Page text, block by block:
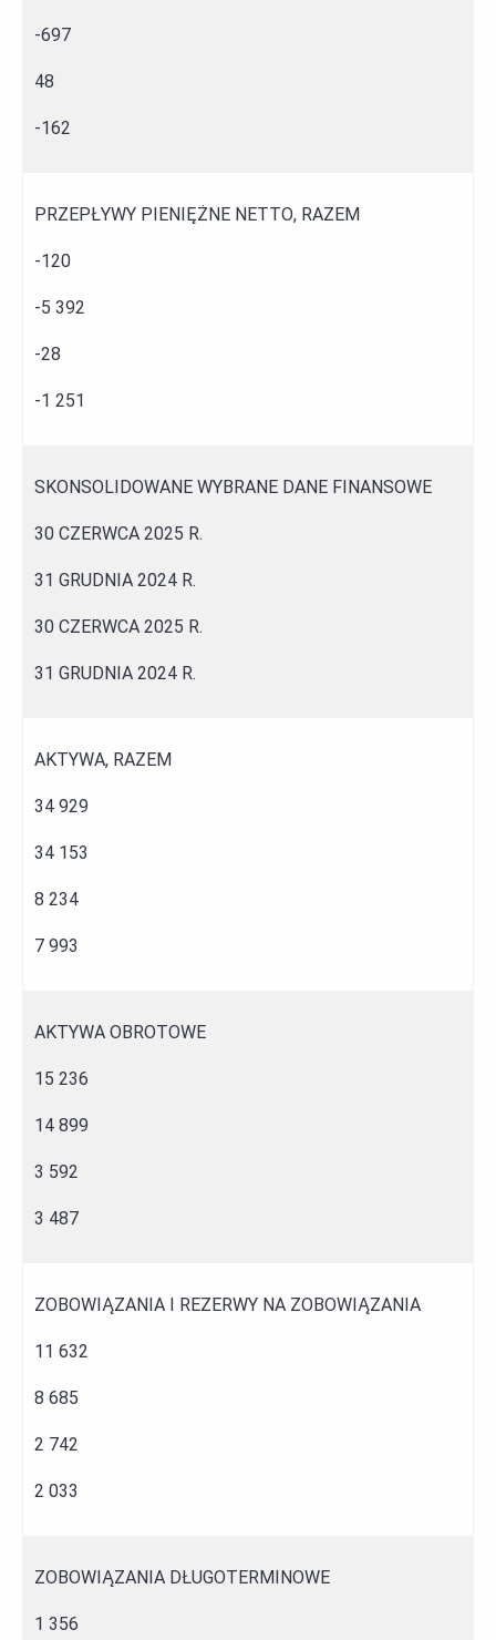
-697
48
-162
PRZEPŁYWY PIENIĘŻNE NETTO, RAZEM
-120
-5 392
-28
-1 251
SKONSOLIDOWANE WYBRANE DANE FINANSOWE
30 CZERWCA 2025 R.
31 GRUDNIA 2024 R.
30 CZERWCA 2025 R.
31 GRUDNIA 2024 R.
AKTYWA, RAZEM
34 929
34 153
8 234
7 993
AKTYWA OBROTOWE
15 236
14 899
3 592
3 487
ZOBOWIĄZANIA I REZERWY NA ZOBOWIĄZANIA
11 632
8 685
2 742
2 033
ZOBOWIĄZANIA DŁUGOTERMINOWE
1 356